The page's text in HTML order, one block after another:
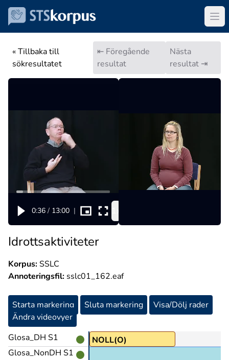
« Tillbaka till
sökresultatet
⇤ Föregående
resultat
Nästa
resultat ⇥
0:36 / 13:00 |
Idrottsaktiviteter
Korpus:SSLC
Annoteringsfil: sslc01_162.eaf
Starta markering Sluta markering
Visa/Dölj rader
Ändra videovyer
Glosa_DH S1
Glosa_NonDH S1
NOLL(O)